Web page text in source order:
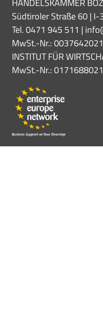
Südtiroler Straße 60 |
Tel. 0471 945 511 |
MwSt.-Nr.:
INSTITUT FÜR
MwSt.-Nr.: